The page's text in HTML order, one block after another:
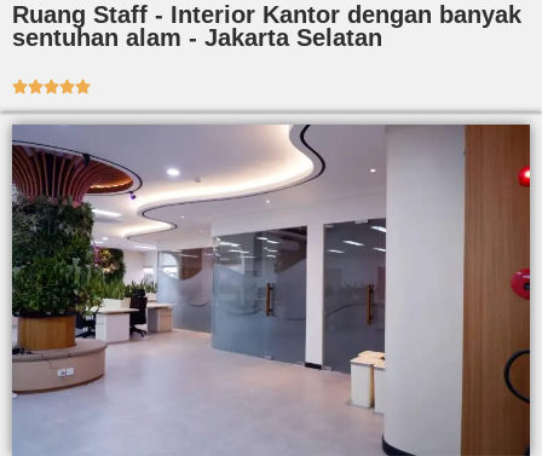
Ruang Staff - Interior Kantor dengan banyak
sentuhan alam - Jakarta Selatan
